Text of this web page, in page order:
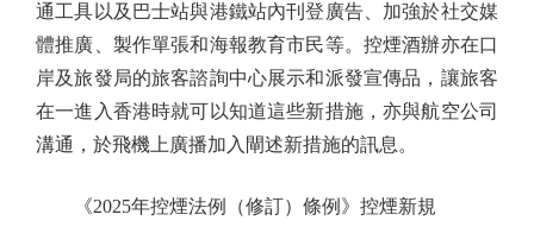
通工具以及巴士站與港鐵站內刊登廣告、加強於社交媒
體推廣、製作單張和海報教育市民等。控煙酒辦亦在口
岸及旅發局的旅客諮詢中心展示和派發宣傳品，讓旅客
在一進入香港時就可以知道這些新措施，亦與航空公司
溝通，於飛機上廣播加入閘述新措施的訊息。
《2025年控煙法例（修訂）條例》控煙新規